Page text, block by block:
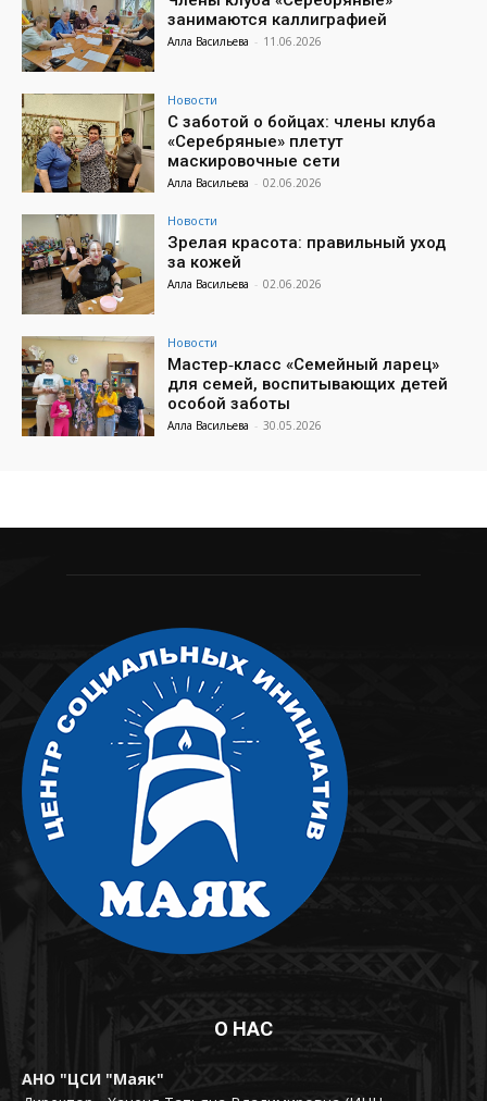
занимаются каллиграфией
Алла Васильева - 11.06.2026
Новости
С заботой о бойцах: члены клуба
«Серебряные» плетут
маскировочные сети
Алла Васильева - 02.06.2026
Новости
Зрелая красота: правильный уход
за кожей
Алла Васильева - 02.06.2026
Новости
Мастер‑класс «Семейный ларец»
для семей, воспитывающих детей
особой заботы
Алла Васильева - 30.05.2026
О НАС
АНО "ЦСИ "Маяк"